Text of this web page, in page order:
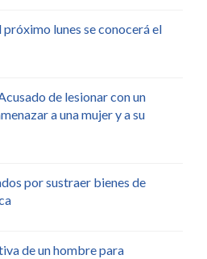
lunes se conocerá el
de lesionar con un
a una mujer y a su
por sustraer bienes de
de un hombre para